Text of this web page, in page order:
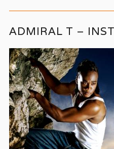
ADMIRAL T –